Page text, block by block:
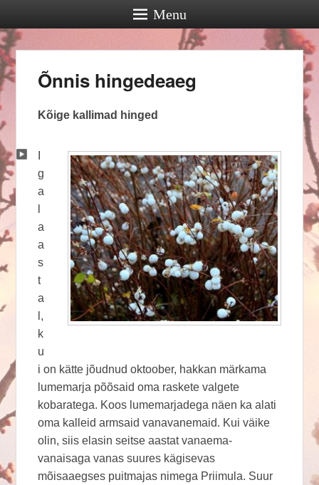
Menu
Õnnis hingedeaeg
Kõige kallimad hinged
g
a
a
a
s
t
a
l,
k
u
i on kätte jõudnud oktoober, hakkan märkama
lumemarja põõsaid oma raskete valgete
kobaratega. Koos lumemarjadega näen ka alati
oma kalleid armsaid vanavanemaid. Kui väike
olin, siis elasin seitse aastat vanaema-
vanaisaga vanas suures kägisevas
mõisaaegses puitmajas nimega Priimula. Suur